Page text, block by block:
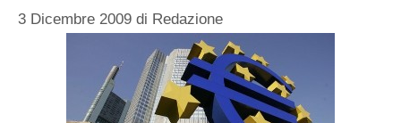
3 Dicembre 2009 di Redazione